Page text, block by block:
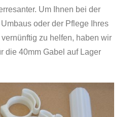
Um Ihnen bei der
oder der Pflege Ihres
zu helfen, haben wir
die 40mm Gabel auf Lager